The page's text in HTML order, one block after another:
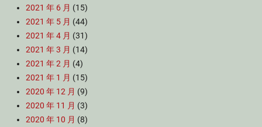
2021 年 6 月 (15)
2021 年 5 月 (44)
2021 年 4 月 (31)
2021 年 3 月 (14)
2021 年 2 月 (4)
2021 年 1 月 (15)
2020 年 12 月 (9)
2020 年 11 月 (3)
2020 年 10 月 (8)